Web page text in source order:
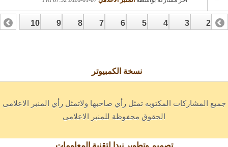
2
3
4
5
6
7
8
9
10
نسخة الكمبيوتر
جميع المشاركات المكتوبه تمثل رأي صاحبها ولاتمثل رأي المنبر الاعلامى
الحقوق محفوظة للمنبر الاعلامى
تصميم وتطوير نبدا لتقنية المعلومات